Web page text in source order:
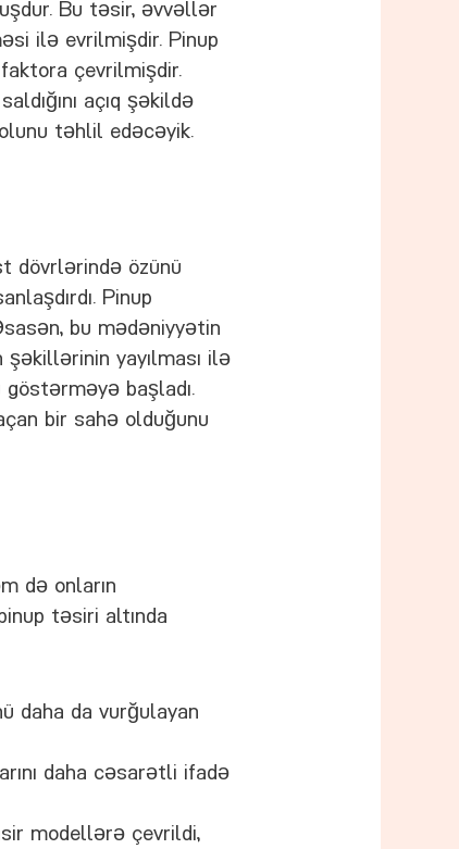
Bu təsir, əvvəllər
ilə evrilmişdir. Pinup
çevrilmişdir.
açıq şəkildə
təhlil edəcəyik.
dövrlərində özünü
Pinup
bu mədəniyyətin
şəkillərinin yayılması ilə
göstərməyə başladı.
bir sahə olduğunu
də onların
təsiri altında
daha da vurğulayan
daha cəsarətli ifadə
modellərə çevrildi,